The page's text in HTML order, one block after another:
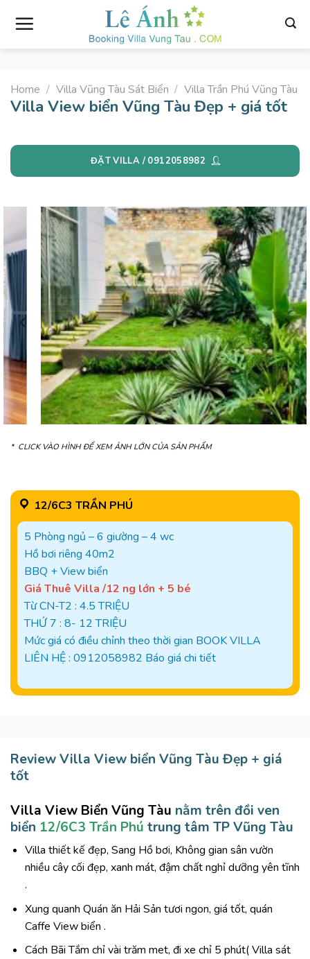
Home / Villa Vũng Tàu Sát Biển / Villa Trần Phú Vũng Tàu
Villa View biển Vũng Tàu Đẹp + giá tốt
ĐẶT VILLA / 0912058982
* CLICK VÀO HÌNH ĐỂ XEM ẢNH LỚN CỦA SẢN PHẨM
12/6C3 TRẦN PHÚ
5 Phòng ngủ – 6 giường – 4 wc
Hồ bơi riêng 40m2
BBQ + View biển
Giá Thuê Villa /12 ng lớn + 5 bé
Từ CN-T2 : 4.5 TRIỆU
THỨ 7 : 8- 12 TRIỆU
Mức giá có điều chỉnh theo thời gian BOOK VILLA
LIÊN HỆ : 0912058982 Báo giá chi tiết
Review Villa View biển Vũng Tàu Đẹp + giá
tốt
Villa View Biển Vũng Tàu nằm trên đồi ven
biển 12/6C3 Trần Phú trung tâm TP Vũng Tàu
Villa thiết kế đẹp, Sang Hồ bơi, Không gian sân vườn
nhiều cây cối đẹp, xanh mát, đậm chất nghỉ dưỡng yên tĩnh
.
Xung quanh Quán ăn Hải Sản tươi ngon, giá tốt, quán
Caffe View biển .
Cách Bãi Tắm chỉ vài trăm met, đi xe chỉ 5 phút(Villa sát